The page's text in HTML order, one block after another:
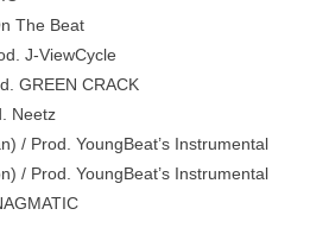
The Beat
J-ViewCycle
GREEN CRACK
Neetz
/ Prod. YoungBeat’s Instrumental
/ Prod. YoungBeat’s Instrumental